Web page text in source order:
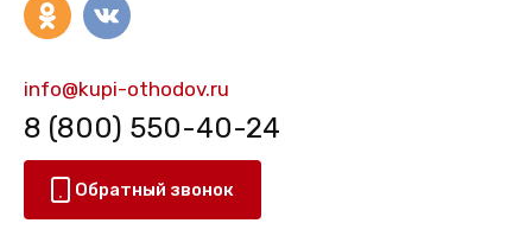
info@kupi-othodov.ru
8 (800) 550-40-24
Обратный звонок